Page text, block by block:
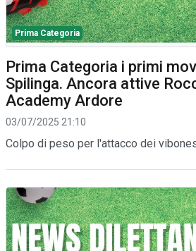
Prima Categoria
Prima Categoria i primi
Spilinga. Ancora attive
Academy Ardore
03/07/2025 21:10
Colpo di peso per l'attacco dei